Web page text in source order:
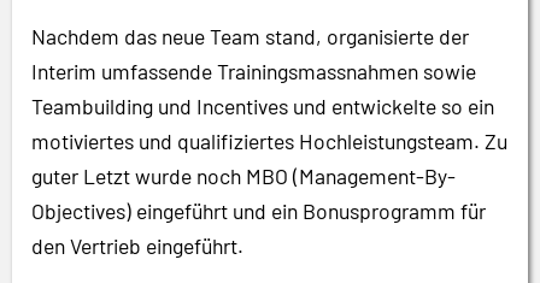
Nachdem das neue Team stand, organisierte der
Interim umfassende Trainingsmassnahmen sowie
Teambuilding und Incentives und entwickelte so ein
motiviertes und qualifiziertes Hochleistungsteam. Zu
guter Letzt wurde noch MBO (Management-By-
Objectives) eingeführt und ein Bonusprogramm für
den Vertrieb eingeführt.